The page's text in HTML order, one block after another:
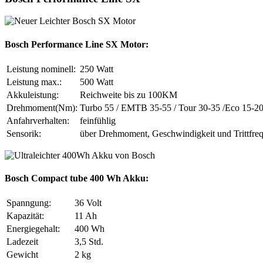
Bosch Performance Line SX Motor:
Leistung nominell: 250 Watt
Leistung max.:
500 Watt
Akkuleistung:
Reichweite bis zu 100KM
Drehmoment(Nm): Turbo 55 / EMTB 35-55 / Tour 30-35 /Eco 15-20
Anfahrverhalten:
feinfühlig
Sensorik:
über Drehmoment, Geschwindigkeit und
Bosch Compact tube 400 Wh Akku:
Spanngung:
36 Volt
Kapazität:
11 Ah
Energiegehalt:
400 Wh
Ladezeit
3,5 Std.
Gewicht
2 kg